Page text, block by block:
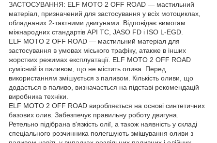
ЗАСТОСУВАННЯ: ELF MOTO 2 OFF ROAD — мастильний
матеріал, призначений для застосування у всіх мотоциклах,
обладнаних 2-тактними двигунами. Відповідає вимогам
міжнародних стандартів API TC, JASO FD і ISO L-EGD.
ELF MOTO 2 OFF ROAD — мастильний матеріал для
застосування в умовах міського трафіку, атакже в інших
жорстких режимах експлуатації. ELF MOTO 2 OFF ROAD
сумісний із паливом, що не містить олива. Перед
використанням змішується з паливом. Кількість оливи, що
додається в паливо, визначається на підставі рекомендацій
виробника техніки.
ELF MOTO 2 OFF ROAD виробляється на основі синтетичних
базових олив. Забезпечує правильну роботу двигуна.
Ретельно підібрана в'язкість олії, а також наявність у складі
спеціального розчинника полегшують змішування оливи з